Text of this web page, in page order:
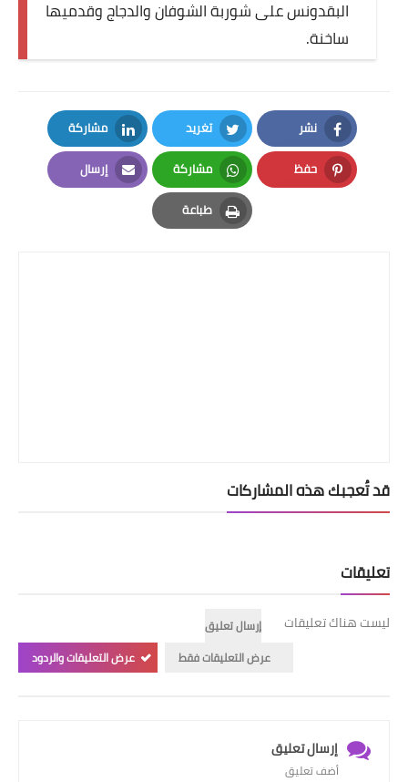
البقدونس على شوربة الشوفان والدجاج وقدميها
ساخنة.
نشر
Facebook
تغريد
Twitter
مشاركة
LinkedIn
حفظ
Pinterest
مشاركة
Whatsapp
إرسال
Email
طباعة
Print
قد تُعجبك هذه المشاركات
تعليقات
ليست هناك تعليقات
إرسال تعليق
عرض التعليقات فقط
عرض التعليقات والردود
إرسال تعليق
أضف تعليق